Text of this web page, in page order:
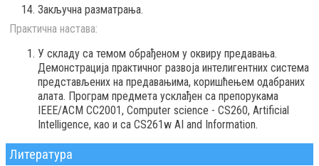
Закључна разматрања.
Практична настава:
У складу са темом обрађеном у оквиру предавања.
Демонстрација практичног развоја интелигентних система
представљених на предавањима, коришћењем одабраних
алата. Програм предмета усклађен са препорукaма
IEEE/ACM CC2001, Computer science - CS260, Artificial
Intelligence, као и са CS261w AI and Information.
Литература